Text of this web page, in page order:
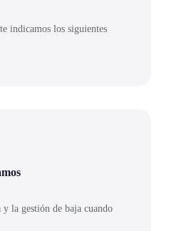
indicamos los siguientes
la gestión de baja cuando